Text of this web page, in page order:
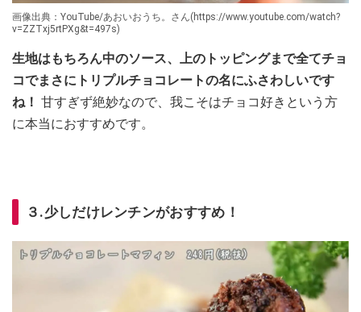
画像出典：YouTube/あおいおうち。さん(https://www.youtube.com/watch?
v=ZZTxj5rtPXg&t=497s)
生地はもちろん中のソース、上のトッピングまで全てチョ
コでまさにトリプルチョコレートの名にふさわしいです
ね！ 甘すぎず絶妙なので、我こそはチョコ好きという方
に本当におすすめです。
３.少しだけレンチンがおすすめ！